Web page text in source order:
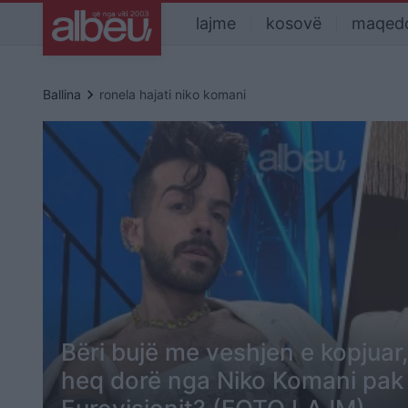
lajme kosovë
Ballina keyboard_arrow_right ronela hajati niko komani
Bëri bujë me veshjen e
heq dorë nga Niko Komani